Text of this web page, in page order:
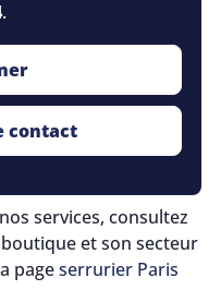
.
contact
services, consultez
et son secteur
pageserrurier Paris